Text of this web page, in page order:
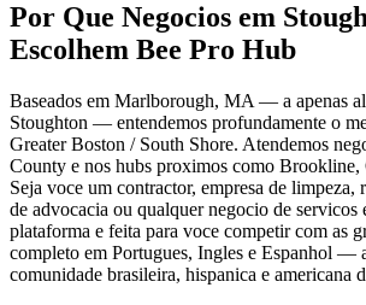
Por Que Negocios em
Escolhem Bee Pro Hub
Baseados em Marlborough, MA — a apenas
Stoughton — entendemos profundamente o
Greater Boston / South Shore. Atendemos
County e nos hubs proximos como Brookline,
Seja voce um contractor, empresa de limpeza,
de advocacia ou qualquer negocio de servicos
plataforma e feita para voce competir com as
completo em Portugues, Ingles e Espanhol —
comunidade brasileira, hispanica e americana